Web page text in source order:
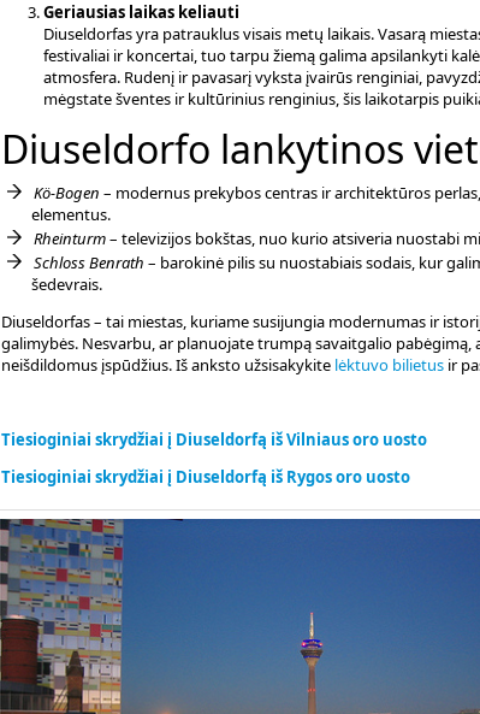
Geriausias laikas keliauti
Diuseldorfas yra patrauklus visais metų laikais. Vasarą
festivaliai ir koncertai, tuo tarpu žiemą galima apsilankyti
atmosfera. Rudenį ir pavasarį vyksta įvairūs renginiai,
mėgstate šventes ir kultūrinius renginius, šis laikotarpis
Diuseldorfo lankytinos
Kö-Bogen – modernus prekybos centras ir architektūros
elementus.
Rheinturm– televizijos bokštas, nuo kurio atsiveria nuostabi
Schloss Benrath – barokinė pilis su nuostabiais sodais, kur
šedevrais.
Diuseldorfas – tai miestas, kuriame susijungia modernumas ir
galimybės. Nesvarbu, ar planuojate trumpą savaitgalio pabėgimą,
neišdildomus įspūdžius. Iš anksto užsisakykite lėktuvo bilietus ir
Tiesioginiai skrydžiai į Diuseldorfą iš Vilniaus oro uosto
Tiesioginiai skrydžiai į Diuseldorfą iš Rygos oro uosto